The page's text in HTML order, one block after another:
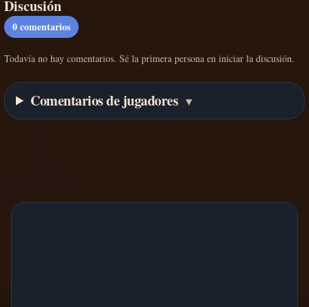
Discusión
0comentarios
Todavía no hay comentarios. Sé la primera persona en iniciar la discusión.
Comentarios de jugadores ▼